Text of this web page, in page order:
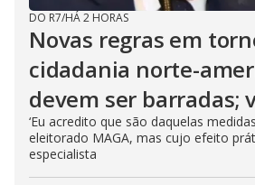
DO R7/HÁ 2 HORAS
Novas regras em
cidadania norte-
devem ser barradas;
‘Eu acredito que são daquelas
eleitorado MAGA, mas cujo efeito
especialista